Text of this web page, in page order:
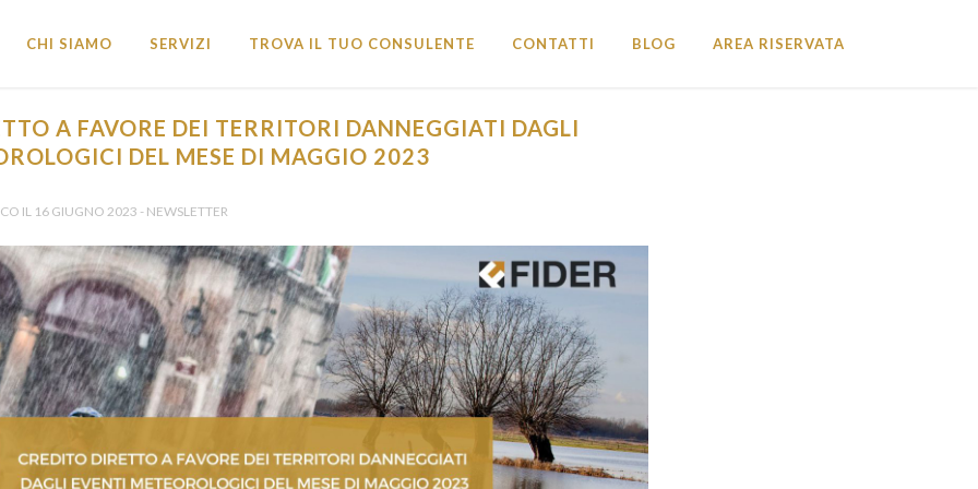
CHI SIAMO SERVIZI TROVA IL TUO CONSULENTE CONTATTI BLOG AREA RISERVATA
A FAVORE DEI TERRITORI DANNEGGIATI DAGLI
DEL MESE DI MAGGIO 2023
IL 16 GIUGNO 2023 - NEWSLETTER
*
CHIUDI